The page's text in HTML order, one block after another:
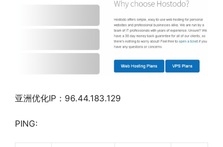
亚洲优化IP：96.44.183.129
PING: